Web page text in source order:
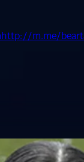
http://m.me/